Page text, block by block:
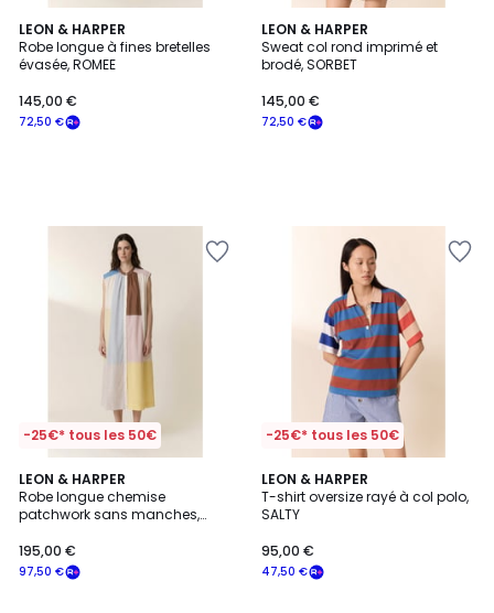
LEON & HARPER
Robe longue à fines bretelles
évasée, ROMEE
72,50 €
145,00 €
LEON & HARPER
Sweat col rond imprimé et
brodé, SORBET
72,50 €
145,00 €
-25€* tous les 50€
LEON & HARPER
Robe longue chemise
patchwork sans manches,
97,50 €
195,00 €
-25€* tous les 50€
LEON & HARPER
T-shirt oversize rayé à col polo,
SALTY
47,50 €
95,00 €